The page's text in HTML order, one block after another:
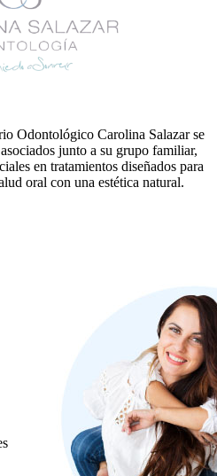
Odontológico Carolina Salazar se
junto a su grupo familiar,
en tratamientos diseñados para
oral con una estética natural.